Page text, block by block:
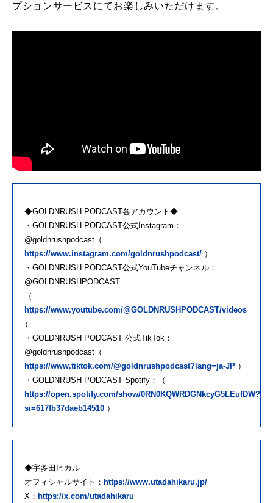
プションサービスにてお楽しみいただけます。
◆GOLDNRUSH PODCAST各アカウント◆
・GOLDNRUSH PODCAST公式Instagram：
@goldnrushpodcast（
https://www.instagram.com/goldnrushpodcast/ ）
・GOLDNRUSH PODCAST公式YouTubeチャンネル：
@GOLDNRUSHPODCAST
（
https://www.youtube.com/@GOLDNRUSHPODCAST/videos
）
・GOLDNRUSH PODCAST 公式TikTok：
@goldnrushpodcast（
https://www.tiktok.com/@goldnrushpodcast?lang=ja-JP ）
・GOLDNRUSH PODCAST Spotify：（
https://open.spotify.com/show/0RN0KQWRDGNkcyG5LEufDW?
si=617fb37daeb14510 ）
◆宇多田ヒカル
オフィシャルサイト： https://www.utadahikaru.jp/
X： https://x.com/utadahikaru